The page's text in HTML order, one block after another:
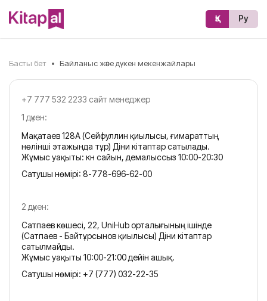
Қз Ру
Басты бет • Байланыс және дүкен мекенжайлары
+7 777 532 2233 сайт менеджер
1 дүкен:
Мақатаев 128А (Сейфуллин қиылысы, ғимараттың
нөлінші этажында тұр) Діни кітаптар сатылады.
Жұмыс уақыты: күн сайын, демалыссыз 10:00-20:30
Сатушы нөмірі: 8-778-696-62-00
2 дүкен:
Сатпаев көшесі, 22, UniHub орталығының ішінде
(Сатпаев - Байтұрсынов қиылысы) Діни кітаптар
сатылмайды.
Жұмыс уақыты 10:00-21:00 дейін ашық.
Сатушы нөмірі: +7 (777) 032-22-35